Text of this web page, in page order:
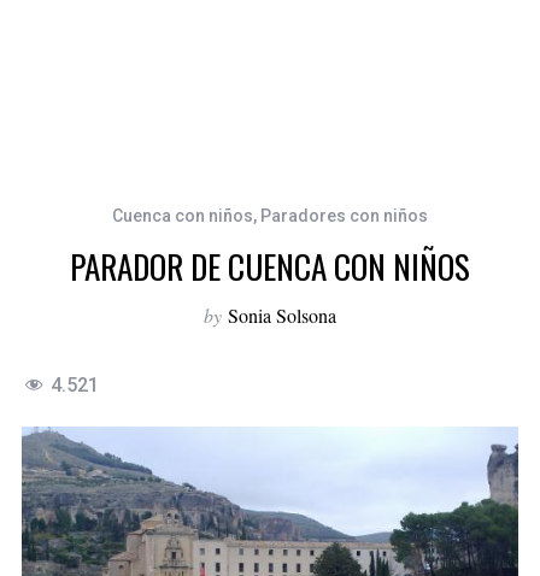
Cuenca con niños, Paradores con niños
PARADOR DE CUENCA CON NIÑOS
by Sonia Solsona
4.521